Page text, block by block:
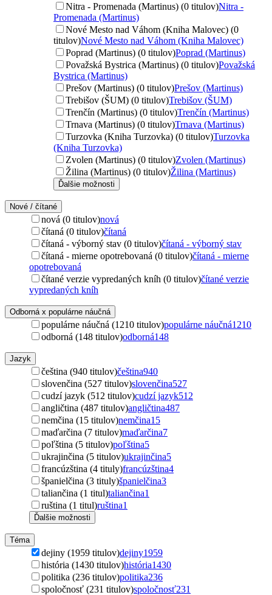
Nitra - Promenada (Martinus) (0 titulov)Nitra -
Promenada (Martinus)
Nové Mesto nad Váhom (Kniha Malovec) (0
titulov)Nové Mesto nad Váhom (Kniha Malovec)
Poprad (Martinus) (0 titulov)Poprad (Martinus)
Považská Bystrica (Martinus) (0 titulov)Považská
Bystrica (Martinus)
Prešov (Martinus) (0 titulov)Prešov (Martinus)
Trebišov (ŠUM) (0 titulov)Trebišov (ŠUM)
Trenčín (Martinus) (0 titulov)Trenčín (Martinus)
Trnava (Martinus) (0 titulov)Trnava (Martinus)
Turzovka (Kniha Turzovka) (0 titulov)Turzovka
(Kniha Turzovka)
Zvolen (Martinus) (0 titulov)Zvolen (Martinus)
Žilina (Martinus) (0 titulov)Žilina (Martinus)
Ďalšie možnosti
Nové / čítané
nová (0 titulov)nová
čítaná (0 titulov)čítaná
čítaná - výborný stav (0 titulov)čítaná - výborný stav
čítaná - mierne opotrebovaná (0 titulov)čítaná - mierne
opotrebovaná
čítané verzie vypredaných kníh (0 titulov)čítané verzie
vypredaných kníh
Odborná x populárne náučná
populárne náučná (1210 titulov)populárne náučná1210
odborná (148 titulov)odborná148
Jazyk
čeština (940 titulov)čeština940
slovenčina (527 titulov)slovenčina527
cudzí jazyk (512 titulov)cudzí jazyk512
angličtina (487 titulov)angličtina487
nemčina (15 titulov)nemčina15
maďarčina (7 titulov)maďarčina7
poľština (5 titulov)poľština5
ukrajinčina (5 titulov)ukrajinčina5
francúzština (4 tituly)francúzština4
španielčina (3 tituly)španielčina3
taliančina (1 titul)taliančina1
ruština (1 titul)ruština1
Ďalšie možnosti
Téma
dejiny (1959 titulov)dejiny1959
história (1430 titulov)história1430
politika (236 titulov)politika236
spoločnosť (231 titulov)spoločnosť231